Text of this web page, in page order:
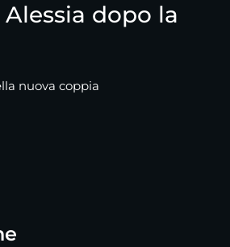
dopo la
nuova coppia